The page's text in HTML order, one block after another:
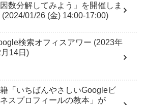
数分解してみよう」を開催しま
(2024/01/26 (金) 14:00-17:00)
検索オフィスアワー (2023年
14日)
「いちばんやさしいGoogleビ
スプロフィールの教本」が